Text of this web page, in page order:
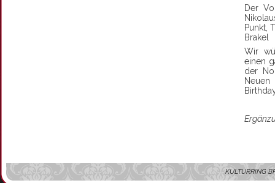
Der
Punkt,
Brakel
Wir
einen
der
KULTURRING